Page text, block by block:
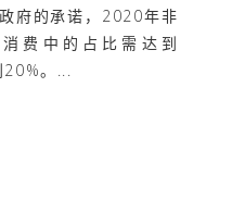
府的承诺，2020年非
费中的占比需达到
。...